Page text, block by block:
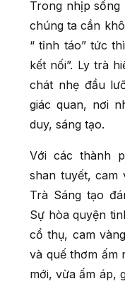
Trong nhịp
chúng ta cần
“ tỉnh táo” tức
kết nối”. Ly trà
chát nhẹ đầu
giác quan, nơi
duy, sáng tạo.
Với các thành
shan tuyết, cam
Trà Sáng tạo
Sự hòa quyện
cổ thụ, cam
và quế thơm ấm
mới, vừa ấm áp,